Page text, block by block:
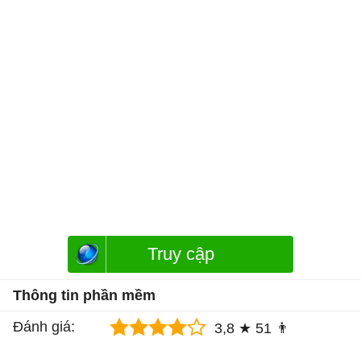
Truy cập
Thông tin phần mềm
Đánh giá:
3,8 ★ 51 👨